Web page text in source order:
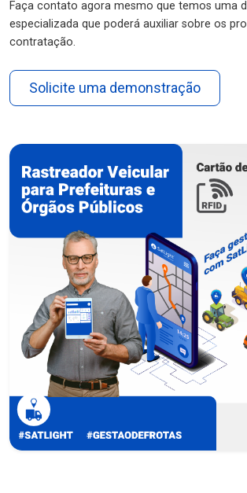
Faça contato agora mesmo que temos uma
especializada que poderá auxiliar sobre os
contratação.
Solicite uma demonstração